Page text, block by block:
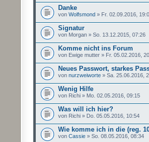
Danke
von Wolfsmond » Fr. 02.09.2016,
Signatur
von Morgan » So. 13.12.2015, 07:26
Komme nicht ins Forum
von Ewige mutter » Fr. 05.02.2016,
Neues Passwort, starkes
von nurzweiworte » Sa. 25.06.2016,
Wenig Hilfe
von Richi » Mo. 02.05.2016, 09:15
Was will ich hier?
von Richi » Do. 05.05.2016, 10:54
Wie komme ich in die (reg.
von Cassie » So. 08.05.2016, 08:34